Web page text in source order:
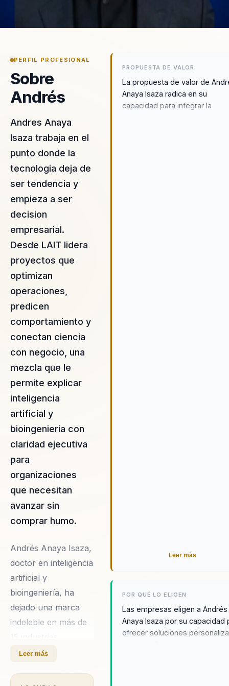
PERFIL PROFESIONAL
Sobre
Andrés
Andres Anaya
Isaza trabaja en el
punto donde la
tecnologia deja de
ser tendencia y
empieza a ser
decision
empresarial.
Desde LAIT lidera
proyectos que
optimizan
operaciones,
predicen
comportamiento y
conectan ciencia
con negocio, una
mezcla que le
permite explicar
inteligencia
artificial y
bioingenieria con
claridad ejecutiva
para
organizaciones
que necesitan
avanzar sin
comprar humo.
Andrés Anaya Isaza,
doctor en inteligencia
artificial y
bioingeniería, ha
dejado una marca
indeleble en más de
especialmente en el
donde sus
Leer más
PROPUESTA DE VALOR
La propuesta de valor de
Anaya Isaza radica en su
capacidad para integrar la
Leer más
POR QUÉ LO ELIGEN
Las empresas eligen a Andrés
Anaya Isaza por su capacidad
ofrecer soluciones